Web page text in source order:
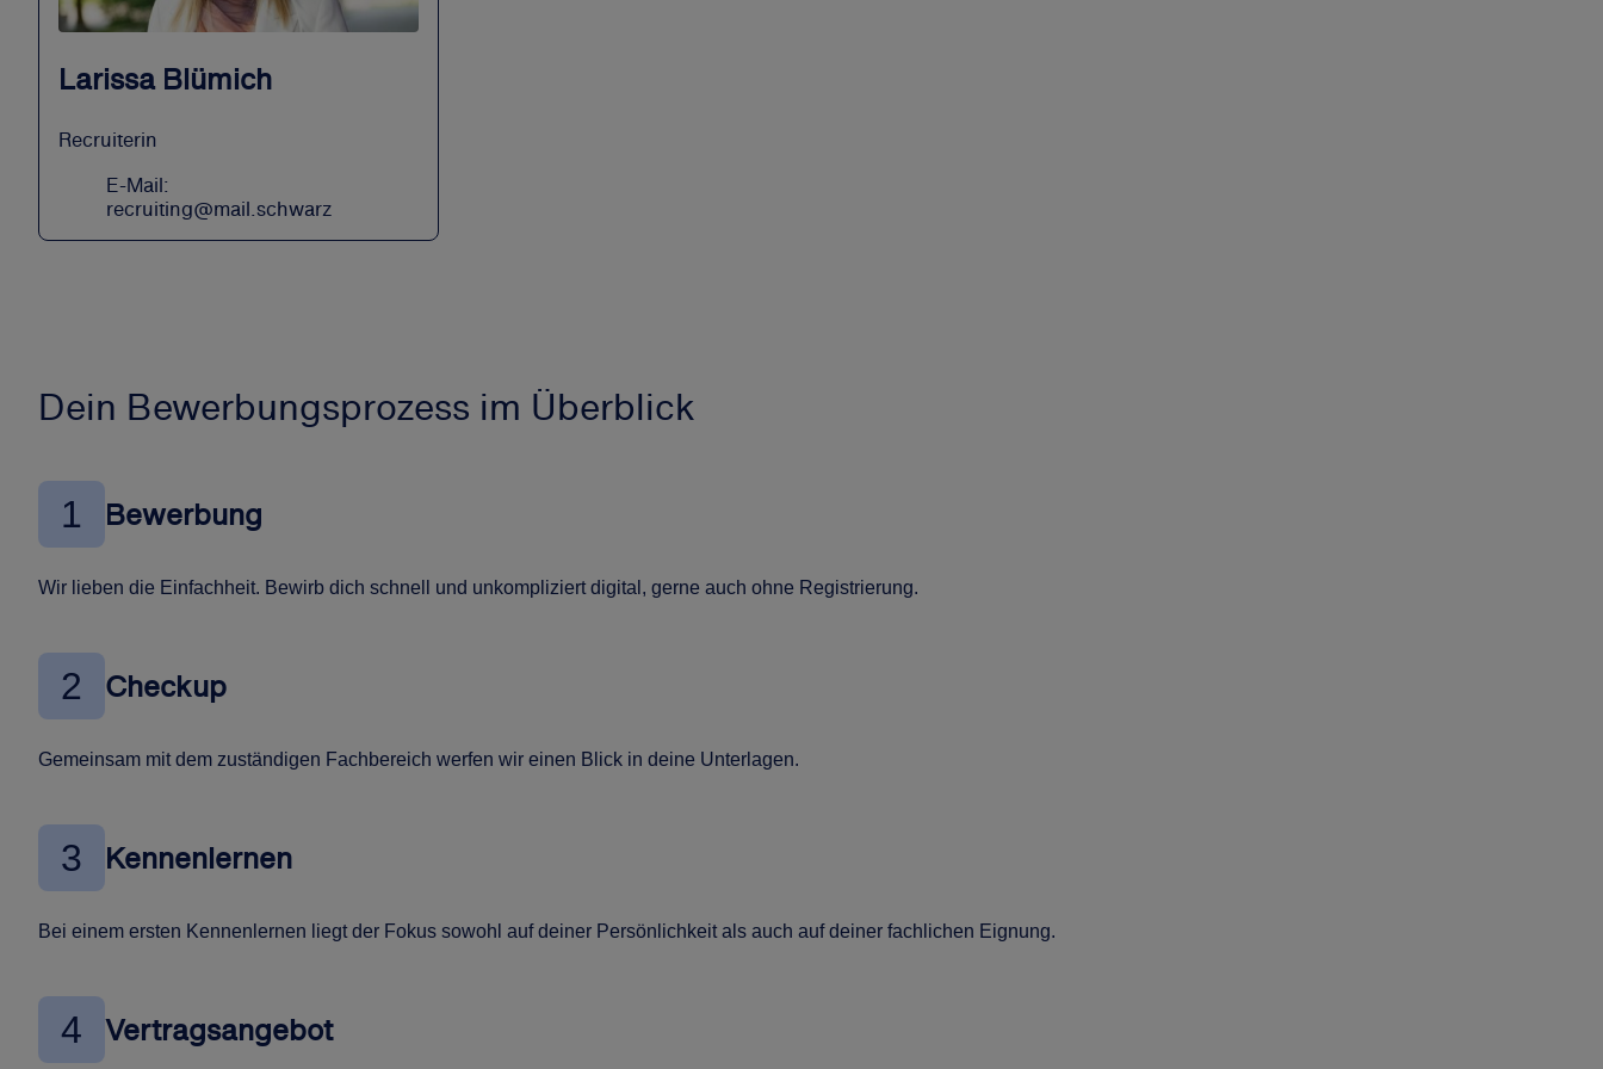
Larissa Blümich
Recruiterin
E-Mail:
recruiting@mail.schwarz
Dein Bewerbungsprozess im Überblick
1 Bewerbung
Wir lieben die Einfachheit. Bewirb dich schnell und unkompliziert digital, gerne auch ohne Registrierung.
2 Checkup
Gemeinsam mit dem zuständigen Fachbereich werfen wir einen Blick in deine Unterlagen.
3 Kennenlernen
Bei einem ersten Kennenlernen liegt der Fokus sowohl auf deiner Persönlichkeit als auch auf deiner fachlichen Eignung.
4 Vertragsangebot